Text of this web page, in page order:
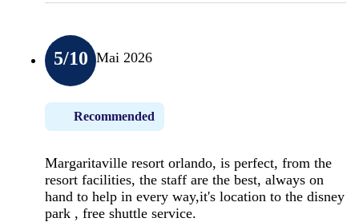
5/10 Mai 2026
Recommended
Margaritaville resort orlando, is perfect, from the
resort facilities, the staff are the best, always on
hand to help in every way,it's location to the disney
park , free shuttle service.